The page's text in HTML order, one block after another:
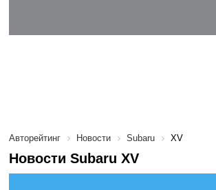
Авторейтинг Новости Subaru XV
Новости Subaru XV